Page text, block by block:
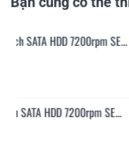
WD Ultrastar
WD Ultrastar